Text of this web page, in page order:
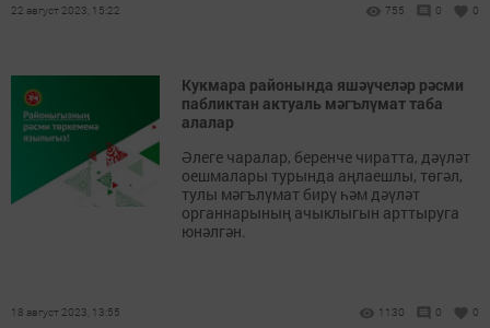
22 август 2023, 15:22 755 0 0
Кукмара районында яшәүчеләр рәсми
пабликтан актуаль мәгълүмат таба
алалар
Әлеге чаралар, беренче чиратта, дәүләт
оешмалары турында аңлаешлы, төгәл,
тулы мәгълүмат бирү һәм дәүләт
органнарының ачыклыгын арттыруга
юнәлгән.
18 август 2023, 13:55 1130 0 0